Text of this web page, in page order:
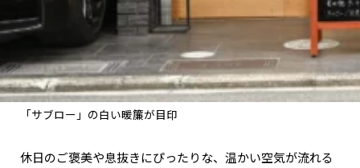
「サブロー」の白い暖簾が目印
休日のご褒美や息抜きにぴったりな、温かい空気が流れる